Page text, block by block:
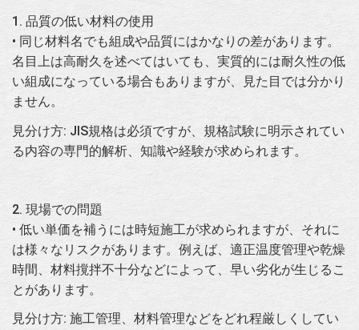
1. 品質の低い材料の使用
• 同じ材料名でも組成や品質にはかなりの差があります。
名目上は高耐久を述べてはいても、実質的には耐久性の低
い組成になっている場合もありますが、見た目では分かり
ません。
見分け方: JIS規格は必須ですが、規格試験に明示されてい
る内容の専門的解析、知識や経験が求められます。
2. 現場での問題
• 低い単価を補うには時短施工が求められますが、それに
は様々なリスクがあります。例えば、適正温度管理や乾燥
時間、材料撹拌不十分などによって、早い劣化が生じるこ
とがあります。
見分け方: 施工管理、材料管理などをどれ程厳しくしてい